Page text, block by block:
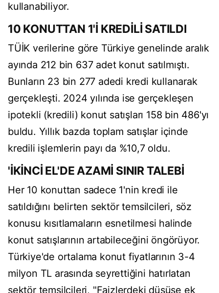
kullanabiliyor.
10 KONUTTAN 1'İ KREDİLİ SATILDI
TÜİK verilerine göre Türkiye genelinde aralık
ayında 212 bin 637 adet konut satılmıştı.
Bunların 23 bin 277 adedi kredi kullanarak
gerçekleşti. 2024 yılında ise gerçekleşen
ipotekli (kredili) konut satışları 158 bin 486'yı
buldu. Yıllık bazda toplam satışlar içinde
kredili işlemlerin payı da %10,7 oldu.
'İKİNCİ EL'DE AZAMİ SINIR TALEBİ
Her 10 konuttan sadece 1'nin kredi ile
satıldığını belirten sektör temsilcileri, söz
konusu kısıtlamaların esnetilmesi halinde
konut satışlarının artabileceğini öngörüyor.
Türkiye'de ortalama konut fiyatlarının 3-4
milyon TL arasında seyrettiğini hatırlatan
sektör temsilcileri, "Faizlerdeki düşüşe ek